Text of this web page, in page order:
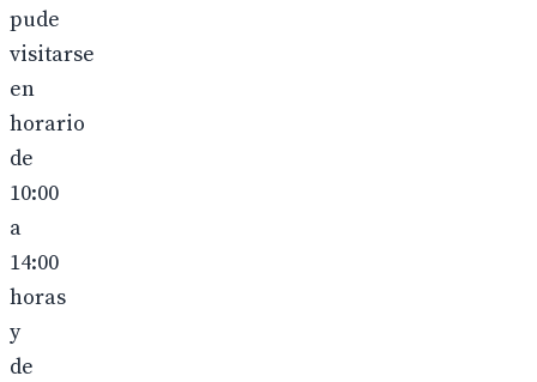
pude
visitarse
en
horario
de
10:00
a
14:00
horas
y
de